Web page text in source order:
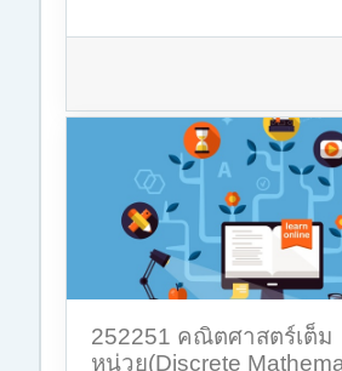
252251 คณิตศาสตร์เต็ม
หน่วย(Discrete